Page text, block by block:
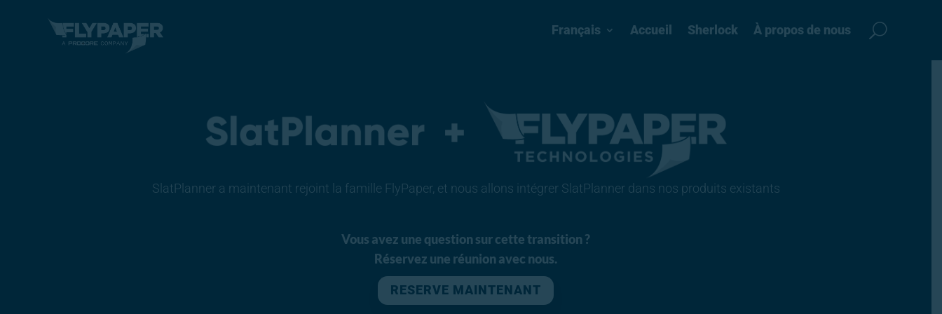
Français Accueil Sherlock À propos de nous
SlatPlanner a maintenant rejoint la famille FlyPaper, et nous allons intégrer SlatPlanner dans nos produits existants
Vous avez une question sur cette transition ?
Réservez une réunion avec nous.
RESERVE MAINTENANT